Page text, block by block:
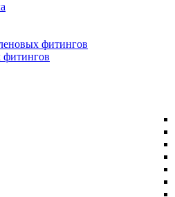
фитингов
фитингов